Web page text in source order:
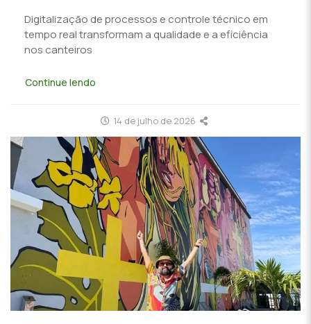
Digitalização de processos e controle técnico em
tempo real transformam a qualidade e a eficiência
nos canteiros
Continue lendo
14 de julho de 2026